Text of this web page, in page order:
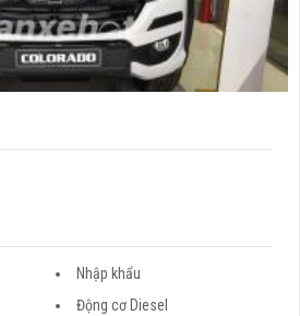
Nhập khẩu
Động cơ Diesel